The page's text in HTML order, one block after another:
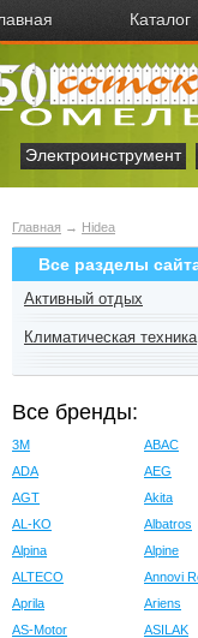
Каталог
Электроинструмент
Главная → Hidea
Все разделы
Активный отдых
Климатическая техника
Все бренды:
3M
ABAC
ADA
AEG
AGT
Akita
AL-KO
Albatros
Alpina
Alpine
ALTECO
Annovi
Aprila
Ariens
AS-Motor
ASILAK